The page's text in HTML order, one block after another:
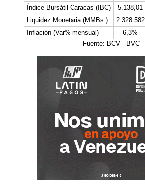
Índice Bursátil Caracas (IBC)
5.138,01
Liquidez Monetaria (MMBs.)
2.328.582
Inflación (Var% mensual)
6,3%
Fuente: BCV - BVC